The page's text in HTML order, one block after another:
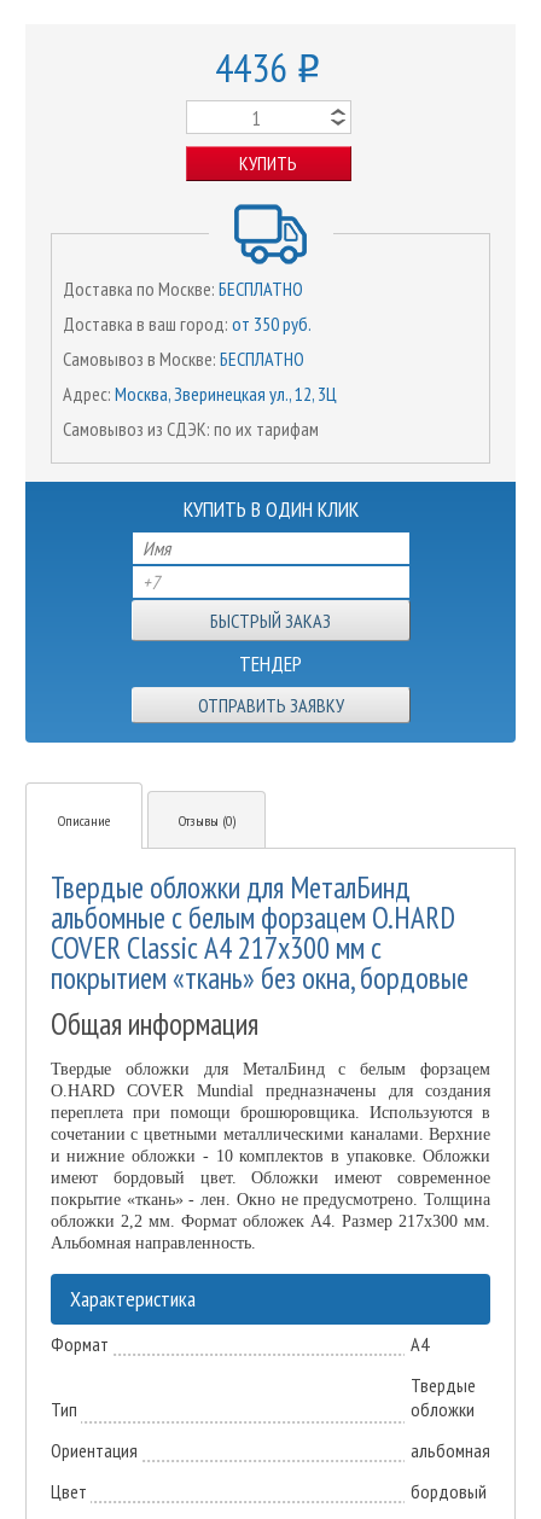
4436 o
КУПИТЬ
Доставка по Москве: БЕСПЛАТНО
Доставка в ваш город: от 350 руб.
Самовывоз в Москве: БЕСПЛАТНО
Адрес: Москва, Зверинецкая ул., 12, 3Ц
Самовывоз из СДЭК: по их тарифам
КУПИТЬ В ОДИН КЛИК
ТЕНДЕР
ОТПРАВИТЬ ЗАЯВКУ
Описание Отзывы (0)
Твердые обложки для МеталБинд
альбомные с белым форзацем O.HARD
COVER Classic А4 217x300 мм с
покрытием «ткань» без окна, бордовые
Общая информация
Твердые обложки для МеталБинд с белым форзацем
O.HARD COVER Mundial предназначены для создания
переплета при помощи брошюровщика. Используются в
сочетании с цветными металлическими каналами. Верхние
и нижние обложки - 10 комплектов в упаковке. Обложки
имеют бордовый цвет. Обложки имеют современное
покрытие «ткань» - лен. Окно не предусмотрено. Толщина
обложки 2,2 мм. Формат обложек А4. Размер 217x300 мм.
Альбомная направленность.
Характеристика
Формат А4
Тип
Твердые
обложки
Ориентация
альбомная
Цвет
бордовый